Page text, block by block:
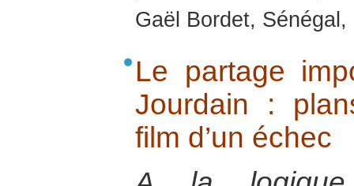
Gaël Bordet,
Le partage
Jourdain :
film d’un échec